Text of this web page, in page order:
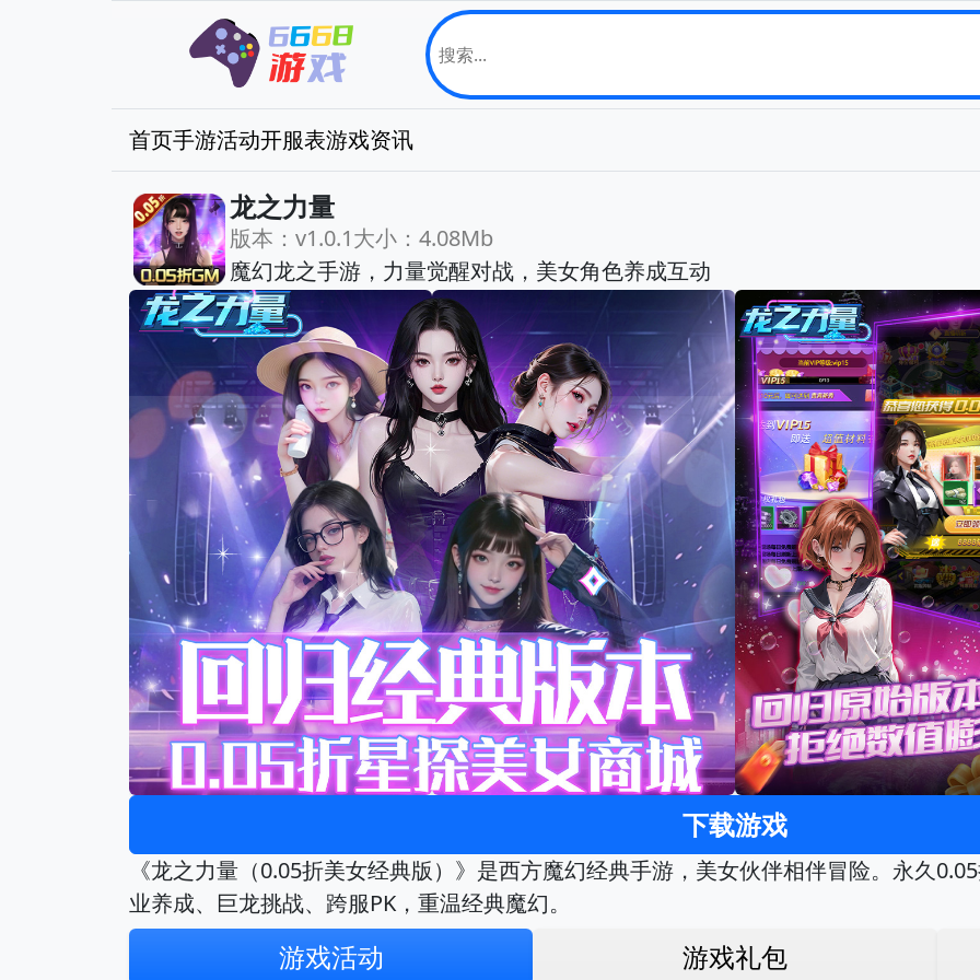
首页手游活动开服表游戏资讯
龙之力量
版本：v1.0.1大小：4.08Mb
魔幻龙之手游，力量觉醒对战，美女角色养成互动
下载游戏
《龙之力量（0.05折美女经典版）》是西方魔幻经典手游，美女伙伴相伴冒险。永久
业养成、巨龙挑战、跨服PK，重温经典魔幻。
游戏活动 游戏礼包